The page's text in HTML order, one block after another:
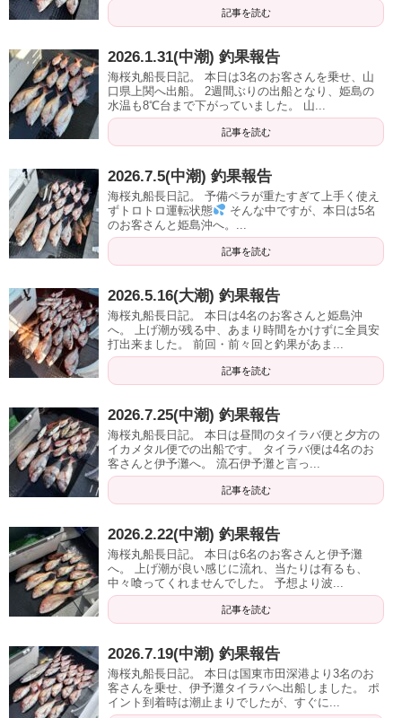
記事を読む
2026.1.31(中潮) 釣果報告
海桜丸船長日記。 本日は3名のお客さんを乗せ、山
口県上関へ出船。 2週間ぶりの出船となり、姫島の
水温も8℃台まで下がっていました。 山...
記事を読む
2026.7.5(中潮) 釣果報告
海桜丸船長日記。 予備ペラが重たすぎて上手く使え
ずトロトロ運転状態
そんな中ですが、本日は5名
のお客さんと姫島沖へ。...
記事を読む
2026.5.16(大潮) 釣果報告
海桜丸船長日記。 本日は4名のお客さんと姫島沖
へ。 上げ潮が残る中、あまり時間をかけずに全員安
打出来ました。 前回・前々回と釣果があま...
記事を読む
2026.7.25(中潮) 釣果報告
海桜丸船長日記。 本日は昼間のタイラバ便と夕方の
イカメタル便での出船です。 タイラバ便は4名のお
客さんと伊予灘へ。 流石伊予灘と言っ...
記事を読む
2026.2.22(中潮) 釣果報告
海桜丸船長日記。 本日は6名のお客さんと伊予灘
へ。 上げ潮が良い感じに流れ、当たりは有るも、
中々喰ってくれませんでした。 予想より波...
記事を読む
2026.7.19(中潮) 釣果報告
海桜丸船長日記。 本日は国東市田深港より3名のお
客さんを乗せ、伊予灘タイラバへ出船しました。 ポ
イント到着時は潮止まりでしたが、すぐに...